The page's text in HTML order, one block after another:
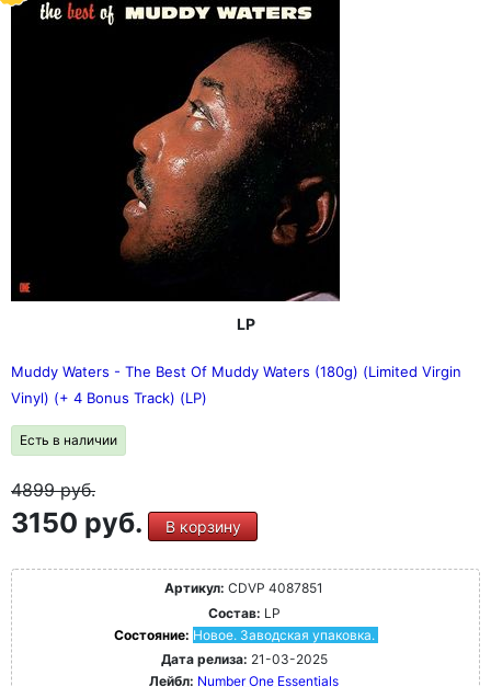
LP
Muddy Waters - The Best Of Muddy Waters (180g) (Limited Virgin
Vinyl) (+ 4 Bonus Track) (LP)
Есть в наличии
4899руб.
3150 руб. В корзину
Артикул: CDVP 4087851
Состав: LP
Состояние: Новое. Заводская упаковка.
Дата релиза: 21-03-2025
Лейбл: Number One Essentials